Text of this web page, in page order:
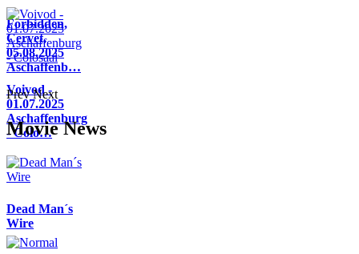
Forbidden,
Cervet,
05.08.2025
Aschaffenb…
Voivod -
01.07.2025
Aschaffenburg
- Colo…
Prev Next
Movie News
Dead Man´s
Wire